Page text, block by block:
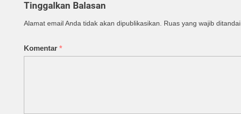
Tinggalkan Balasan
Alamat email Anda tidak akan dipublikasikan. Ruas yang wajib ditandai
Komentar *